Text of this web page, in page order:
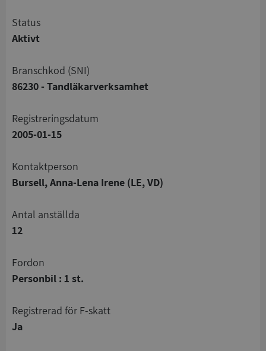
status
Aktivt
branschkod (SNI)
86230 - Tandläkarverksamhet
registreringsdatum
2005-01-15
Kontaktperson
Bursell, Anna-Lena Irene (LE, VD)
Antal anställda
12
Fordon
Personbil : 1 st.
registrerad för F-skatt
Ja